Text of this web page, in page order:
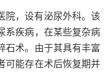
院，设有泌尿外科。该
系疾病，在某些复杂病
石术。由于其具有丰富
可能存在术后恢复期并